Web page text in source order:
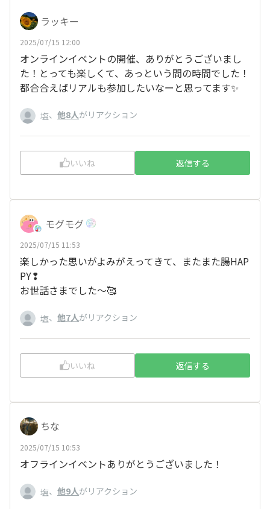
ラッキー
2025/07/15 12:00
オンラインイベントの開催、ありがとうございまし
た！とっても楽しくて、あっという間の時間でした！
都合合えばリアルも参加したいなーと思ってます✨
塩、 他8人がリアクション
いいね 返信する
モグモグ
2025/07/15 11:53
楽しかった思いがよみがえってきて、またまた腸HAP
PY❢
お世話さまでした～🥰
塩、 他7人がリアクション
いいね 返信する
ちな
2025/07/15 10:53
オフラインイベントありがとうございました！
塩、 他9人がリアクション